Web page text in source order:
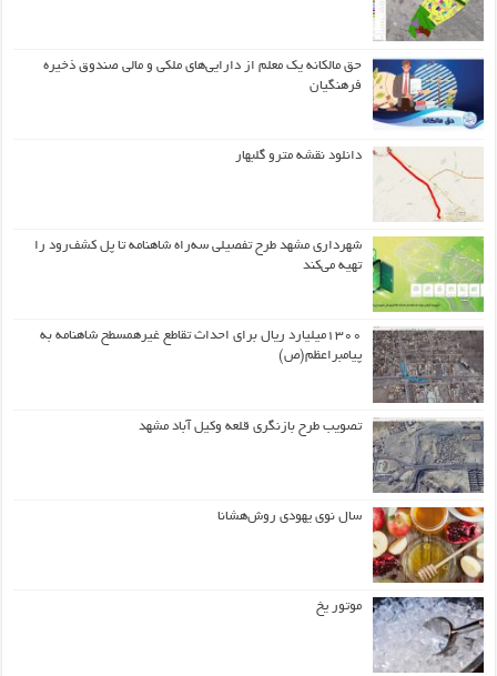
حق مالکانه یک معلم از دارایی‌های ملکی و مالی صندوق ذخیره
فرهنگیان
دانلود نقشه مترو گلبهار
شهرداری مشهد طرح تفصیلی سه‌راه شاهنامه تا پل کشف‌رود را
تهیه می‌کند
۱۳۰۰میلیارد ریال برای احداث تقاطع غیرهمسطح شاهنامه به
پیامبراعظم(ص)
تصویب طرح بازنگری قلعه وکیل آباد مشهد
سال نوی یهودی روش‌هشانا
موتور یخ